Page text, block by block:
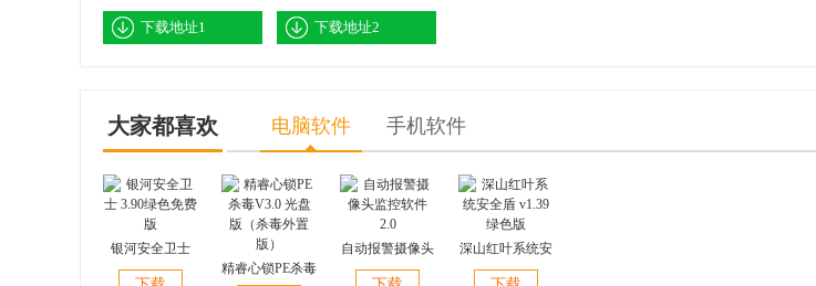
下载地址1 下载地址2
大家都喜欢 电脑软件 手机软件
银河安全卫士
3.90绿色免费版
精睿心锁PE杀毒
自动报警摄像头
监控软件 2.0
深山红叶系统安
全盾 v1.39 绿色